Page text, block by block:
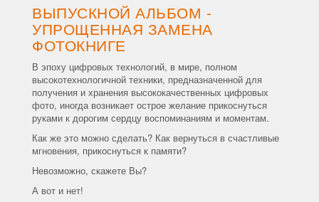
ВЫПУСКНОЙ АЛЬБОМ -
УПРОЩЕННАЯ ЗАМЕНА
ФОТОКНИГЕ
В эпоху цифровых технологий, в мире, полном
высокотехнологичной техники, предназначенной для
получения и хранения высококачественных цифровых
фото, иногда возникает острое желание прикоснуться
руками к дорогим сердцу воспоминаниям и моментам.
Как же это можно сделать? Как вернуться в счастливые
мгновения, прикоснуться к памяти?
Невозможно, скажете Вы?
А вот и нет!